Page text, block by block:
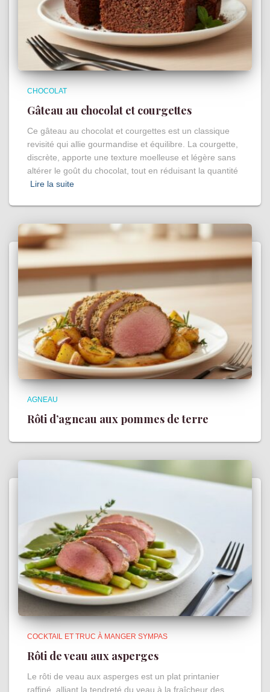
CHOCOLAT
Gâteau au chocolat et courgettes
Ce gâteau au chocolat et courgettes est un classique
revisité qui allie gourmandise et équilibre. La courgette,
discrète, apporte une texture moelleuse et légère sans
altérer le goût du chocolat, tout en réduisant la quantité
Lire la suite
AGNEAU
Rôti d’agneau aux pommes de terre
COCKTAIL ET TRUC À MANGER SYMPAS
Rôti de veau aux asperges
Le rôti de veau aux asperges est un plat printanier
raffiné, alliant la tendreté du veau à la fraîcheur des